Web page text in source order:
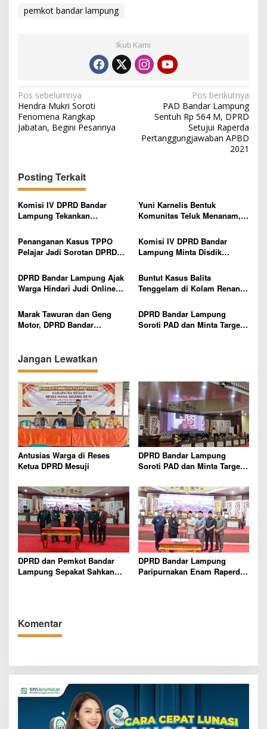
pemkot bandar lampung
Ikuti Kami
N
a
v
a
s
i
o
Pos sebelumnya
Hendra Mukri Soroti
Fenomena Rangkap
Jabatan, Begini Pesannya
Pos berikutnya
PAD Bandar Lampung
Sentuh Rp 564 M, DPRD
Setujui Raperda
Pertanggungjawaban APBD
2021
Posting Terkait
Komisi IV DPRD Bandar
Lampung Tekankan
Sekolah Dasar
Yuni Karnelis Bentuk
Komunitas Teluk Menanam,
Budaya Tanam
Penanganan Kasus TPPO
Pelajar Jadi Sorotan DPRD
Pelaku Tak Dihentikan di
Tersangka Awal
Komisi IV DPRD Bandar
Lampung Minta Disdik
dan Benahi SPMB
DPRD Bandar Lampung Ajak
Warga Hindari Judi Online
Buntut Kasus Balita
Tenggelam di Kolam Renang,
Evaluasi Menyeluruh Hotel
Marak Tawuran dan Geng
Motor, DPRD Bandar
DPRD Bandar Lampung
Soroti PAD dan Minta Target
Jangan Lewatkan
Antusias Warga di Reses
Ketua DPRD Mesuji
DPRD Bandar Lampung
Soroti PAD dan Minta Target
DPRD dan Pemkot Bandar
Lampung Sepakat Sahkan
DPRD Bandar Lampung
Paripurnakan Enam Raperda
Komentar